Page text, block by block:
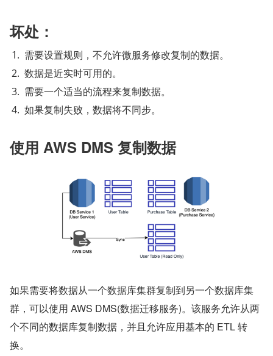
坏处：
需要设置规则，不允许微服务修改复制的数据。
数据是近实时可用的。
需要一个适当的流程来复制数据。
如果复制失败，数据将不同步。
使用 AWS DMS 复制数据
如果需要将数据从一个数据库集群复制到另一个数据库集
群，可以使用 AWS DMS(数据迁移服务)。该服务允许从两
个不同的数据库复制数据，并且允许应用基本的 ETL 转
换。